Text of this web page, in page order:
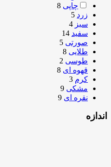
چاپی 8
زرد 5
سبز 4
سفید 14
صورتی 5
طلایی 8
طوسی 2
قهوه ای 8
کرم 3
مشکی 9
نقره ای 9
اندازه